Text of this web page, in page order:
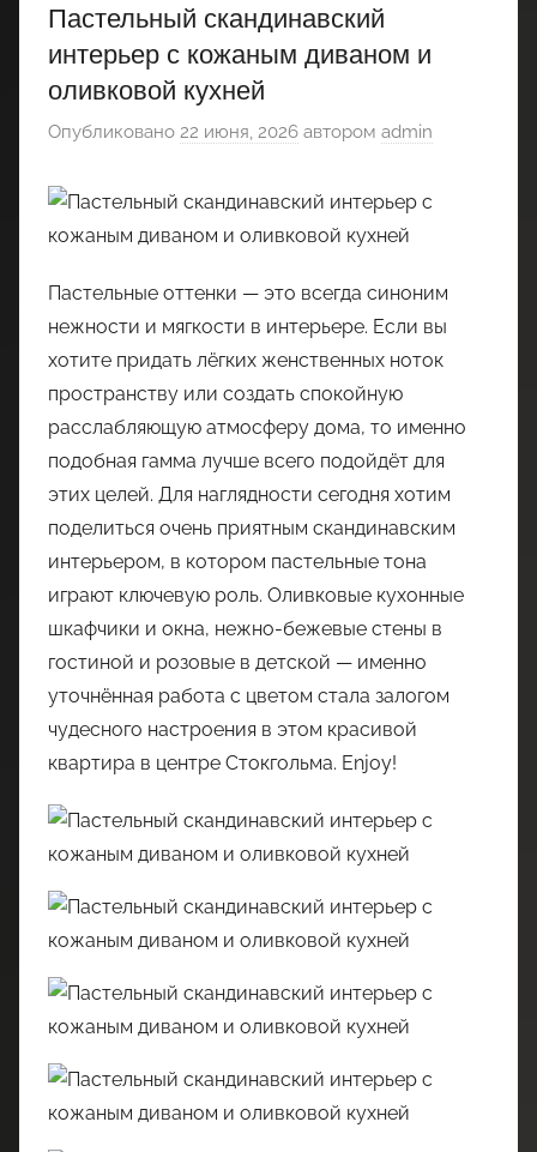
Пастельный скандинавский
интерьер с кожаным диваном и
оливковой кухней
Опубликовано 22 июня, 2026 автором admin
Пастельные оттенки — это всегда синоним
нежности и мягкости в интерьере. Если вы
хотите придать лёгких женственных ноток
пространству или создать спокойную
расслабляющую атмосферу дома, то именно
подобная гамма лучше всего подойдёт для
этих целей. Для наглядности сегодня хотим
поделиться очень приятным скандинавским
интерьером, в котором пастельные тона
играют ключевую роль. Оливковые кухонные
шкафчики и окна, нежно-бежевые стены в
гостиной и розовые в детской — именно
уточнённая работа с цветом стала залогом
чудесного настроения в этом красивой
квартира в центре Стокгольма. Enjoy!